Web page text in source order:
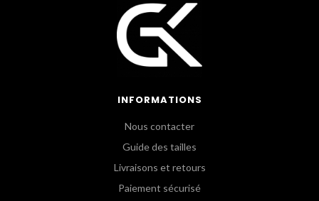
INFORMATIONS
Nous contacter
Guide des tailles
Livraisons et retours
Paiement sécurisé